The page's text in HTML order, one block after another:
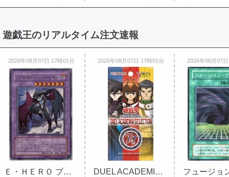
遊戯王のリアルタイム注文速報
2026年08月07日 17時01分
Ｅ・ＨＥＲＯ ブラック・ネオス
2026年08月07日 17時01分
DUEL ACADEMIA SELECTION 未開封 ...
2026年08月07